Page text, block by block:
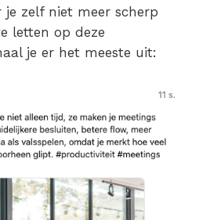
je zelf niet meer scherp
letten op deze
je er het meeste uit: